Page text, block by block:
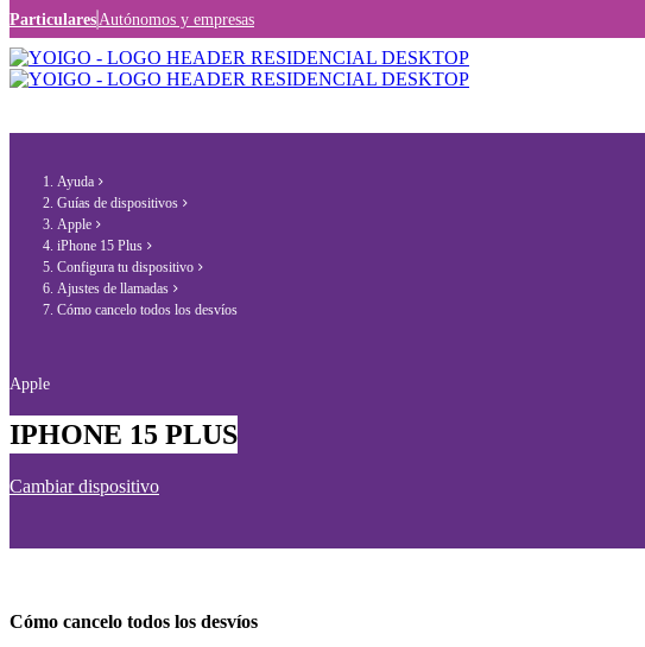
Particulares Autónomos y empresas
Ayuda
Guías de dispositivos
Apple
iPhone 15 Plus
Configura tu dispositivo
Ajustes de llamadas
Cómo cancelo todos los desvíos
Apple
IPHONE 15 PLUS
Cambiar dispositivo
Cómo cancelo todos los desvíos